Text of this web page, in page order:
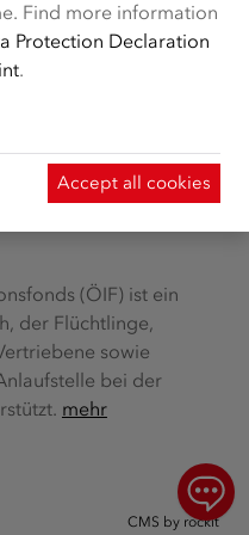
(ÖIF) ist ein
der Flüchtlinge,
sowie
bei der
mehr
CMS by rockit
Find more information
Protection Declaration
.
Accept all cookies